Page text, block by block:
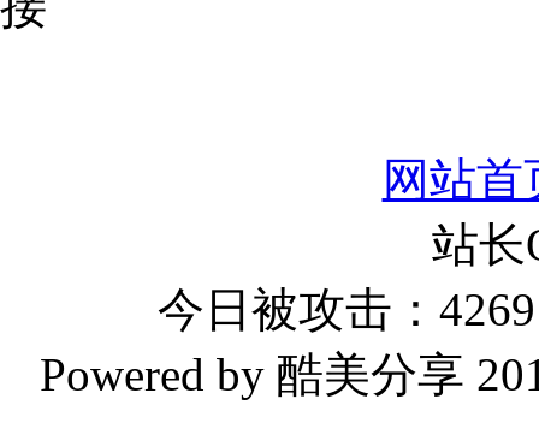
网站首
站
今日被攻击：
Powered by 酷美分享